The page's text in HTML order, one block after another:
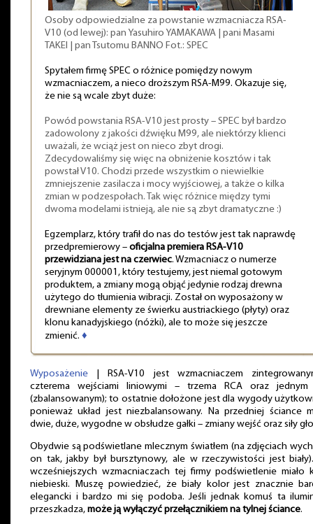
Osoby odpowiedzialne za powstanie wzmacniacza RSA-
V10 (od lewej): pan Yasuhiro YAMAKAWA | pani Masami
TAKEI | pan Tsutomu BANNO Fot.: SPEC
Spytałem firmę SPEC o różnice pomiędzy nowym
wzmacniaczem, a nieco droższym RSA-M99. Okazuje się,
że nie są wcale zbyt duże:
Powód powstania RSA-V10 jest prosty – SPEC był bardzo
zadowolony z jakości dźwięku M99, ale niektórzy klienci
uważali, że wciąż jest on nieco zbyt drogi.
Zdecydowaliśmy się więc na obniżenie kosztów i tak
powstał V10. Chodzi przede wszystkim o niewielkie
zmniejszenie zasilacza i mocy wyjściowej, a także o kilka
zmian w podzespołach. Tak więc różnice między tymi
dwoma modelami istnieją, ale nie są zbyt dramatyczne :)
Egzemplarz, który trafił do nas do testów jest tak naprawdę
przedpremierowy – oficjalna premiera RSA-V10
przewidziana jest na czerwiec. Wzmacniacz o numerze
seryjnym 000001, który testujemy, jest niemal gotowym
produktem, a zmiany mogą objąć jedynie rodzaj drewna
użytego do tłumienia wibracji. Został on wyposażony w
drewniane elementy ze świerku austriackiego (płyty) oraz
klonu kanadyjskiego (nóżki), ale to może się jeszcze
zmienić. ♦
Wyposażenie | RSA-V10 jest wzmacniaczem
czterema wejściami liniowymi – trzema RCA oraz jednym
(zbalansowanym); to ostatnie dołożone jest dla wygody
ponieważ układ jest niezbalansowany. Na przedniej ściance
dwie, duże, wygodne w obsłudze gałki – zmiany wejść oraz siły
Obydwie są podświetlane mlecznym światłem (na zdjęciach
on tak, jakby był bursztynowy, ale w rzeczywistości jest
wcześniejszych wzmacniaczach tej firmy podświetlenie miało
niebieski. Muszę powiedzieć, że biały kolor jest znacznie
elegancki i bardzo mi się podoba. Jeśli jednak komuś ta
przeszkadza, może ją wyłączyć przełącznikiem na tylnej ściance.